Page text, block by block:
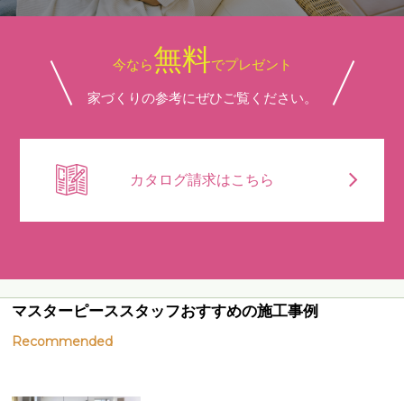
今なら無料でプレゼント
家づくりの参考にぜひご覧ください。
カタログ請求はこちら
マスターピーススタッフおすすめの施工事例
Recommended